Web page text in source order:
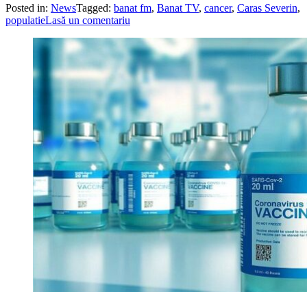
Posted in: NewsTagged: banat fm, Banat TV, cancer, Caras Severin,
populatieLasă un comentariu